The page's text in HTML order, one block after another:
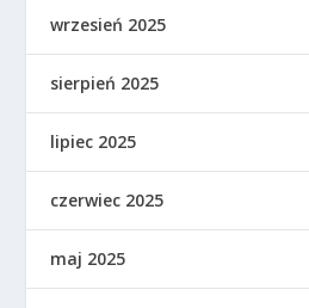
wrzesień 2025
sierpień 2025
lipiec 2025
czerwiec 2025
maj 2025